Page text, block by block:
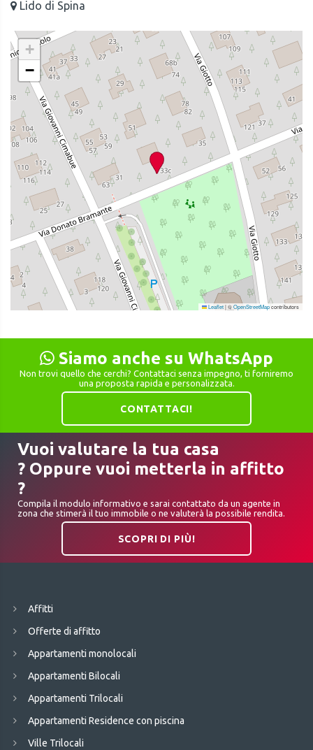
Lido di Spina
+
−
Leaflet|©OpenStreetMapcontributors
Siamo anche su WhatsApp
Non trovi quello che cerchi? Contattaci senza impegno, ti forniremo
una proposta rapida e personalizzata.
CONTATTACI!
Vuoi valutare la tua casa
? Oppure vuoi metterla in affitto
?
Compila il modulo informativo e sarai contattato da un agente in
zona che stimerà il tuo immobile o ne valuterà la possibile rendita.
SCOPRI DI PIÙ!
Affitti
Offerte di affitto
Appartamenti monolocali
Appartamenti Bilocali
Appartamenti Trilocali
Appartamenti Residence con piscina
Ville Trilocali